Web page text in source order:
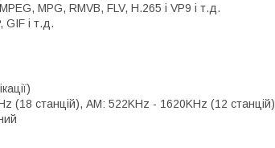
MPG, RMVB, FLV, H.265 і VP9 і т.д.
і т.д.
(18 станцій), АМ: 522KHz - 1620KHz (12 станцій)